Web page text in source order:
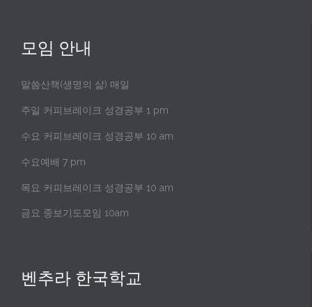
모임 안내
말씀산책(생명의 삶) 매일
주일 커피브레이크 성경공부 1 pm
수요 커피브레이크 성경공부 10 am
수요예배 7 pm
목요 커피브레이크 성경공부 10 am
금요 중보기도모임 10am
벤추라 한국학교